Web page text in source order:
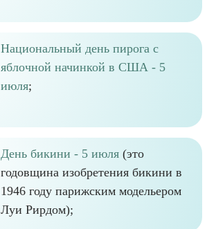
Национальный день пирога с
яблочной начинкой в США - 5
июля;
День бикини - 5 июля (это
годовщина изобретения бикини в
1946 году парижским модельером
Луи Рирдом);